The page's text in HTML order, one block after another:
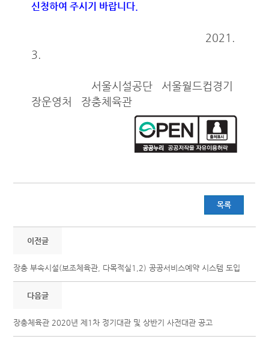
신청하여 주시기 바랍니다.
2021.
3.
서울시설공단 서울월드컵경기
장운영처 장충체육관
목록
이전글
장충 부속시설(보조체육관, 다목적실1,2) 공공서비스예약 시스템 도입
다음글
장충체육관 2020년 제1차 정기대관 및 상반기 사전대관 공고